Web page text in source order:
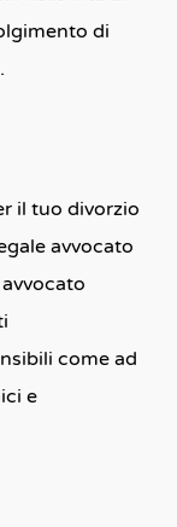
di
il tuo divorzio
avvocato
come ad
e